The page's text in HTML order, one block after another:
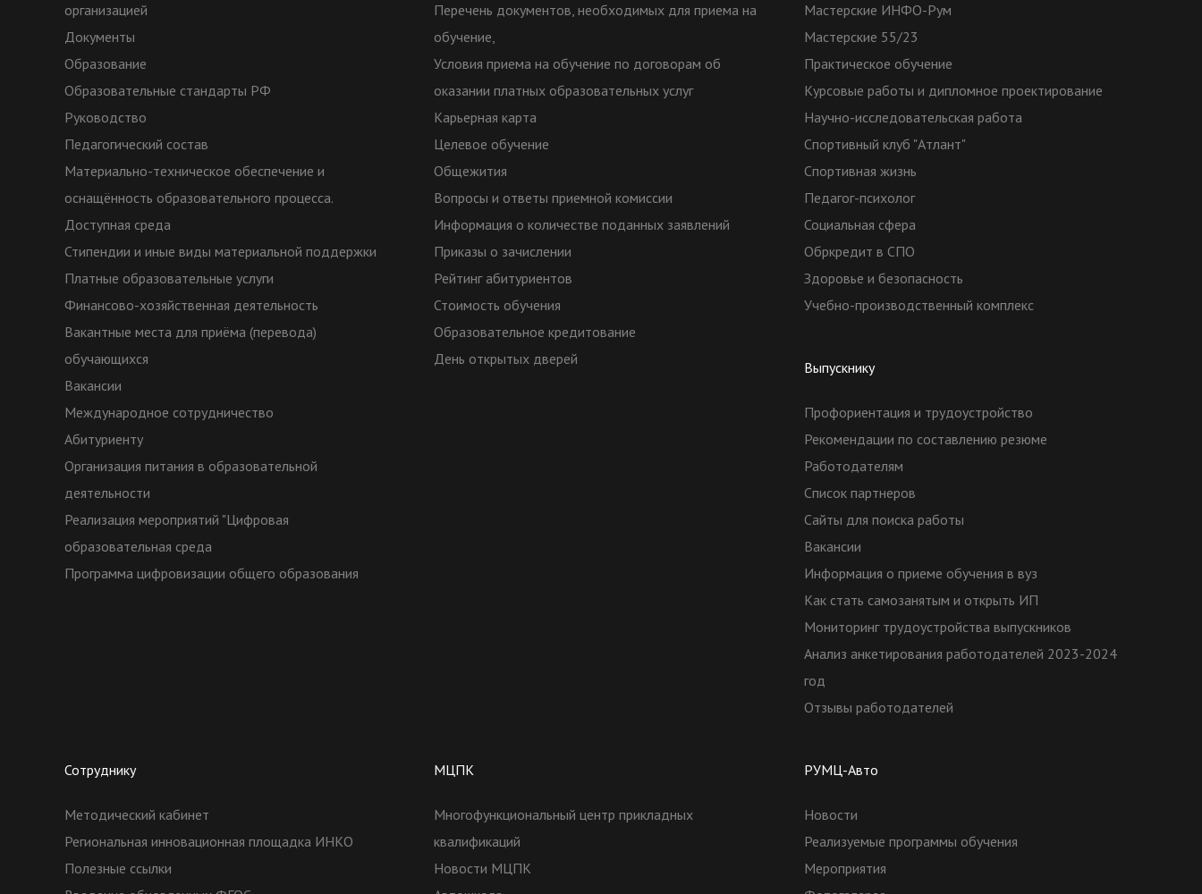
организацией
Документы
Образование
Образовательные стандарты РФ
Руководство
Педагогический состав
Материально-техническое обеспечение и
оснащённость образовательного процесса.
Доступная среда
Стипендии и иные виды материальной поддержки
Платные образовательные услуги
Финансово-хозяйственная деятельность
Вакантные места для приёма (перевода)
обучающихся
Вакансии
Международное сотрудничество
Абитуриенту
Организация питания в образовательной
деятельности
Реализация мероприятий "Цифровая
образовательная среда
Программа цифровизации общего образования
Перечень документов, необходимых для приема на
обучение,
Условия приема на обучение по договорам об
оказании платных образовательных услуг
Карьерная карта
Целевое обучение
Общежития
Вопросы и ответы приемной комиссии
Информация о количестве поданных заявлений
Приказы о зачислении
Рейтинг абитуриентов
Стоимость обучения
Образовательное кредитование
День открытых дверей
Мастерские ИНФО-Рум
Мастерские 55/23
Практическое обучение
Курсовые работы и дипломное проектирование
Научно-исследовательская работа
Спортивный клуб "Атлант"
Спортивная жизнь
Педагог-психолог
Социальная сфера
Обркредит в СПО
Здоровье и безопасность
Учебно-производственный комплекс
Выпускнику
Профориентация и трудоустройство
Рекомендации по составлению резюме
Работодателям
Список партнеров
Сайты для поиска работы
Вакансии
Информация о приеме обучения в вуз
Как стать самозанятым и открыть ИП
Мониторинг трудоустройства выпускников
Анализ анкетирования работодателей 2023-2024
год
Отзывы работодателей
Сотруднику
Методический кабинет
Региональная инновационная площадка ИНКО
Полезные ссылки
МЦПК
Многофункциональный центр прикладных
квалификаций
Новости МЦПК
РУМЦ-Авто
Новости
Реализуемые программы обучения
Мероприятия